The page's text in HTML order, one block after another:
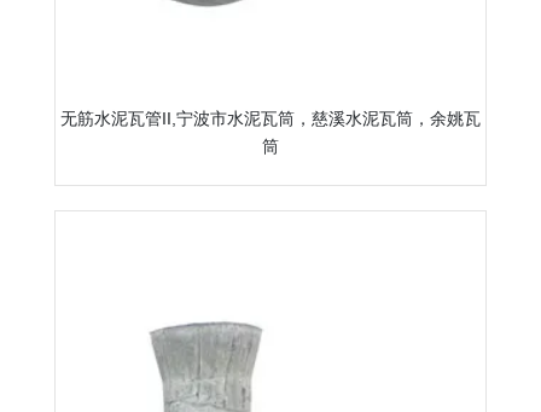
无筋水泥瓦管II,宁波市水泥瓦筒，慈溪水泥瓦筒，余姚瓦
筒